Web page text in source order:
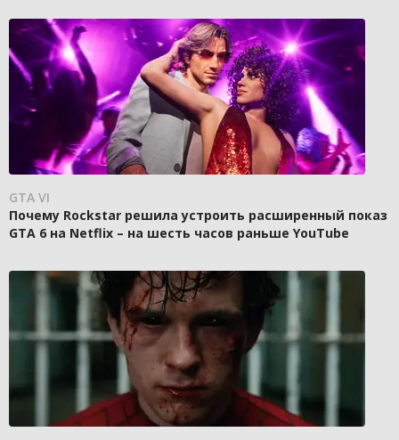
GTA VI
Почему Rockstar решила устроить расширенный показ
GTA 6 на Netflix – на шесть часов раньше YouTube